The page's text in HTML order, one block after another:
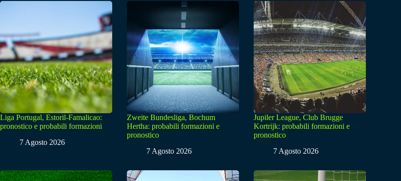
Liga Portugal, Estoril-Famalicao:
pronostico e probabili formazioni
7 Agosto 2026
Zweite Bundesliga, Bochum
Hertha: probabili formazioni e
pronostico
7 Agosto 2026
Jupiler League, Club Brugge
Kortrijk: probabili formazioni e
pronostico
7 Agosto 2026